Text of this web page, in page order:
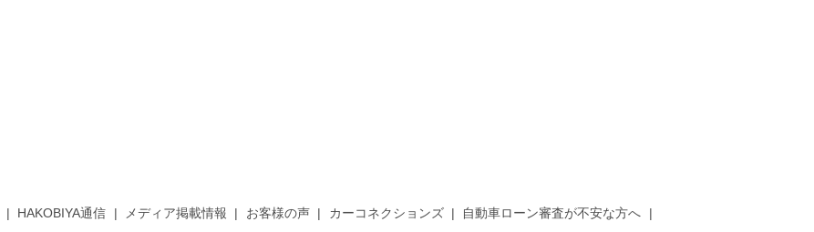
HAKOBIYA通信 メディア掲載情報 お客様の声 カーコネクションズ 自動車ローン審査が不安な方へ